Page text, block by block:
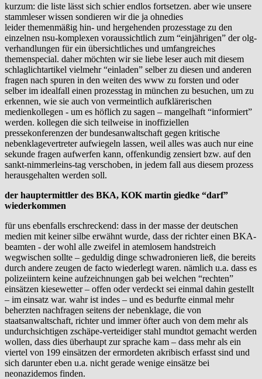
kurzum: die liste lässt sich schier endlos fortsetzen. aber wie unsere
stammleser wissen sondieren wir die ja ohnedies
leider themenmäßig hin- und hergehenden prozesstage zu den
einzelnen nsu-komplexen voraussichtlich zum “einjährigen” der olg-
verhandlungen für ein übersichtliches und umfangreiches
themenspecial. daher möchten wir sie liebe leser auch mit diesem
schlaglichtartikel vielmehr “einladen” selber zu diesen und anderen
fragen nach spuren in den weiten des www zu forsten und oder
selber im idealfall einen prozesstag in münchen zu besuchen, um zu
erkennen, wie sie auch von vermeintlich aufklärerischen
medienkollegen - um es höflich zu sagen – mangelhaft “informiert”
werden. kollegen die sich teilweise in inoffiziellen
pressekonferenzen der bundesanwaltschaft gegen kritische
nebenklagevertreter aufwiegeln lassen, weil alles was auch nur eine
sekunde fragen aufwerfen kann, offenkundig zensiert bzw. auf den
sankt-nimmerleins-tag verschoben, in jedem fall aus diesem prozess
herausgehalten werden soll.
der hauptermittler des BKA, KOK martin giedke “darf”
wiederkommen
für uns ebenfalls erschreckend: dass in der masse der deutschen
medien mit keiner silbe erwähnt wurde, dass der richter einen BKA-
beamten - der wohl alle zweifel in atemlosem handstreich
wegwischen sollte – geduldig dinge schwadronieren ließ, die bereits
durch andere zeugen de facto wiederlegt waren. nämlich u.a. dass es
polizeiintern keine aufzeichnungen gab bei welchen “rechten”
einsätzen kiesewetter – offen oder verdeckt sei einmal dahin gestellt
– im einsatz war. wahr ist indes – und es bedurfte einmal mehr
beherzten nachfragen seitens der nebenklage, die von
staatsanwaltschaft, richter und immer öfter auch von dem mehr als
undurchsichtigen zschäpe-verteidiger stahl mundtot gemacht werden
wollen, dass dies überhaupt zur sprache kam – dass mehr als ein
viertel von 199 einsätzen der ermordeten akribisch erfasst sind und
sich darunter eben u.a. nicht gerade wenige einsätze bei
neonazidemos finden.